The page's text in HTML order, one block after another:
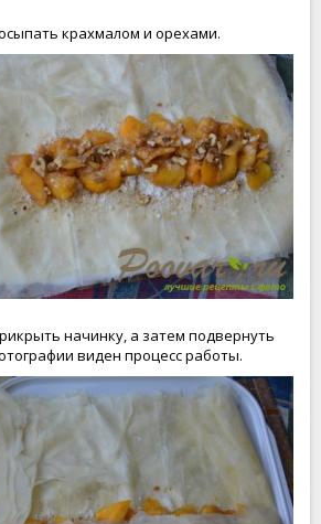
крахмалом и орехами.
начинку, а затем подвернуть
виден процесс работы.